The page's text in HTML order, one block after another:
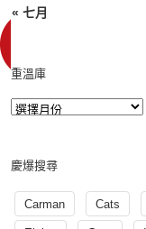
« 七月
重溫庫
慶爆搜尋
Carman Cats